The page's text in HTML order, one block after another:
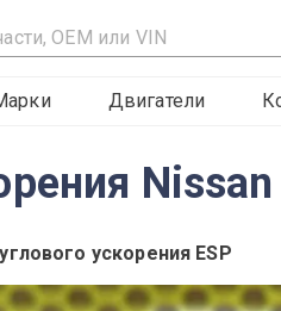
Двигатели
ускорения ESP